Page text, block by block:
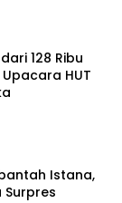
128 Ribu
HUT
Istana,
Surpres